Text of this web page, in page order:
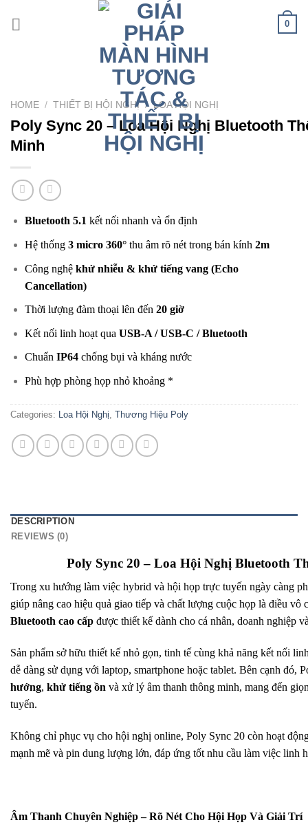
0
HOME / THIẾT BỊ HỘI NGHỊ / LOA HỘI NGHỊ
Poly Sync 20 – Loa Hội Nghị Bluetooth
Minh
Bluetooth 5.1kết nối nhanh và ổn định
Hệ thống 3 micro 360°thu âm rõ nét trong bán kính 2m
Công nghệ khử nhiễu & khử tiếng vang (Echo
Cancellation)
Thời lượng đàm thoại lên đến 20 giờ
Kết nối linh hoạt qua USB-A / USB-C / Bluetooth
Chuẩn IP64chống bụi và kháng nước
Phù hợp phòng họp nhỏ khoảng *
Categories: Loa Hội Nghị Thương Hiệu Poly
DESCRIPTION
REVIEWS (0)
Poly Sync 20 – Loa Hội Nghị Bluetooth
Trong xu hướng làm việc hybrid và hội họp trực tuyến ngày càng
giúp nâng cao hiệu quả giao tiếp và chất lượng cuộc họp là điều vô
Bluetooth cao cấp được thiết kế dành cho cá nhân, doanh nghiệp
Sản phẩm sở hữu thiết kế nhỏ gọn, tinh tế cùng khả năng kết nối
dễ dàng sử dụng với laptop, smartphone hoặc tablet. Bên cạnh đó,
hướng, khử tiếng ồn và xử lý âm thanh thông minh, mang đến
tuyến.
Không chỉ phục vụ cho hội nghị online, Poly Sync 20 còn hoạt
mạnh mẽ và pin dung lượng lớn, đáp ứng tốt nhu cầu làm việc linh
Âm Thanh Chuyên Nghiệp – Rõ Nét Cho Hội Họp Và Giải Trí